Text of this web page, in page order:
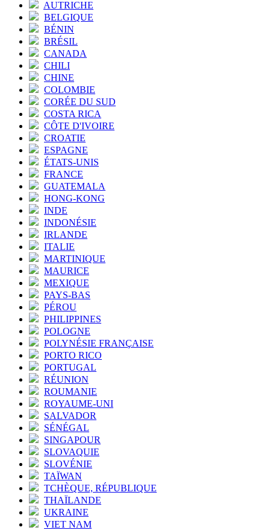
AUTRICHE
BELGIQUE
BÉNIN
BRÉSIL
CANADA
CHILI
CHINE
COLOMBIE
CORÉE DU SUD
COSTA RICA
CÔTE D'IVOIRE
CROATIE
ESPAGNE
ÉTATS-UNIS
FRANCE
GUATEMALA
HONG-KONG
INDE
INDONÉSIE
IRLANDE
ITALIE
MARTINIQUE
MAURICE
MEXIQUE
PAYS-BAS
PÉROU
PHILIPPINES
POLOGNE
POLYNÉSIE FRANÇAISE
PORTO RICO
PORTUGAL
RÉUNION
ROUMANIE
ROYAUME-UNI
SALVADOR
SÉNÉGAL
SINGAPOUR
SLOVAQUIE
SLOVÉNIE
TAÏWAN
TCHÈQUE, RÉPUBLIQUE
THAÏLANDE
UKRAINE
VIET NAM